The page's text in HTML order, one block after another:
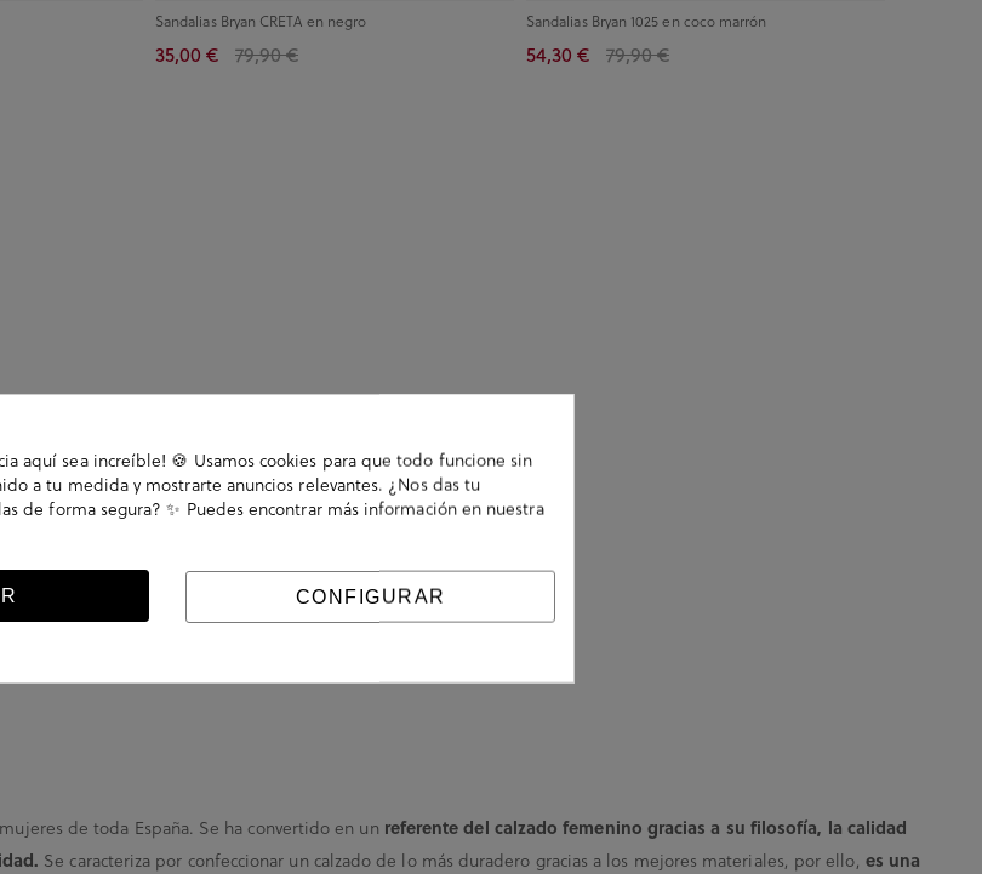
de toda España. Se ha convertido en un referente del calzado femenino gracias a su filosofía, la calidad
Se caracteriza por confeccionar un calzado de lo más duradero gracias a los mejores materiales, por ello, es una
Sandalias Bryan CRETA en negro
35,00 € 79,90 €
Sandalias Bryan 1025 en coco marrón
54,30 € 79,90 €
aquí sea increíble! 🍪 Usamos cookies para que todo funcione sin
a tu medida y mostrarte anuncios relevantes. ¿Nos das tu
de forma segura? ✨ Puedes encontrar más información en nuestra
CONFIGURAR